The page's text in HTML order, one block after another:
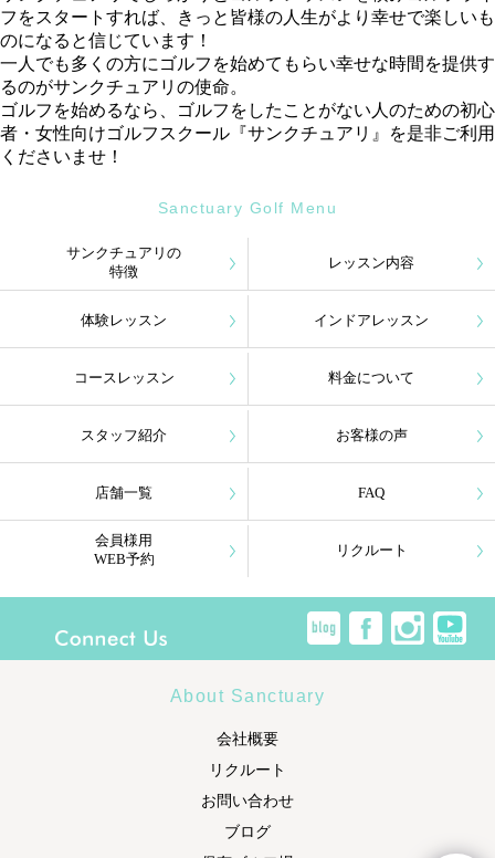
フをスタートすれば、きっと皆様の人生がより幸せで楽しいも
のになると信じています！
一人でも多くの方にゴルフを始めてもらい幸せな時間を提供す
るのがサンクチュアリの使命。
ゴルフを始めるなら、ゴルフをしたことがない人のための初心
者・女性向けゴルフスクール『サンクチュアリ』を是非ご利用
くださいませ！
Sanctuary Golf Menu
サンクチュアリの
特徴
レッスン内容
体験レッスン インドアレッスン
コースレッスン 料金について
スタッフ紹介 お客様の声
店舗一覧 FAQ
会員様用
WEB予約
リクルート
About Sanctuary
会社概要
リクルート
お問い合わせ
ブログ